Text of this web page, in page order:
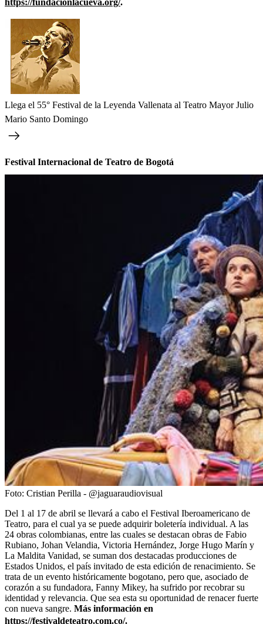
Llega el 55° Festival de la Leyenda Vallenata al Teatro Mayor Julio
Mario Santo Domingo
Festival Internacional de Teatro de Bogotá
Foto: Cristian Perilla - @jaguaraudiovisual
Del 1 al 17 de abril se llevará a cabo el Festival Iberoamericano de
Teatro, para el cual ya se puede adquirir boletería individual. A las
24 obras colombianas, entre las cuales se destacan obras de Fabio
Rubiano, Johan Velandia, Victoria Hernández, Jorge Hugo Marín y
La Maldita Vanidad, se suman dos destacadas producciones de
Estados Unidos, el país invitado de esta edición de renacimiento. Se
trata de un evento históricamente bogotano, pero que, asociado de
corazón a su fundadora, Fanny Mikey, ha sufrido por recobrar su
identidad y relevancia. Que sea esta su oportunidad de renacer fuerte
con nueva sangre. Más información en
https://festivaldeteatro.com.co/.